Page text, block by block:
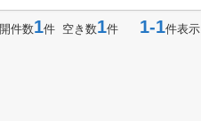
件数1件 空き数1件 1-1件表示